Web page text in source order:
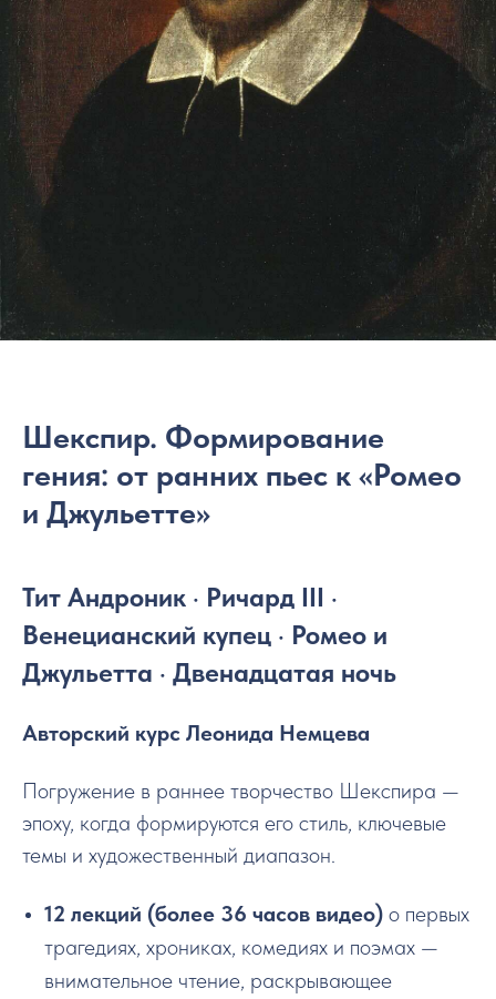
Шекспир. Формирование
гения: от ранних пьес к «Ромео
и Джульетте»
Тит Андроник · Ричард III ·
Венецианский купец · Ромео и
Джульетта · Двенадцатая ночь
Авторский курс Леонида Немцева
Погружение в раннее творчество Шекспира —
эпоху, когда формируются его стиль, ключевые
темы и художественный диапазон.
12 лекций (более 36 часов видео) о первых
трагедиях, хрониках, комедиях и поэмах —
внимательное чтение, раскрывающее